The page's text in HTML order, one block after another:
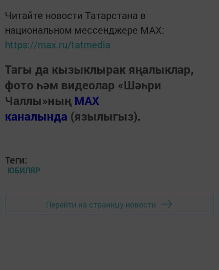
Читайте новости Татарстана в
национальном мессенджере MАХ:
https://max.ru/tatmedia
Тагы да кызыклырак яңалыклар,
фото һәм видеолар «Шәһри
Чаллы»ның MAX
каналында (язылыгыз).
Теги:
ЮБИЛЯР
Перейти на страницу новости